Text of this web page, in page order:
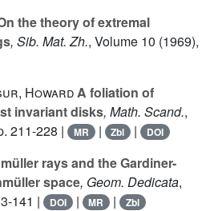
the theory of extremal
, Sib. Mat. Zh., Volume 10 (1969),
HowardA foliation of
invariant disks, Math. Scand.,
211-228 | MR | Zbl | DOI
rays and the Gardiner-
space, Geom. Dedicata,
141 | DOI | MR | Zbl